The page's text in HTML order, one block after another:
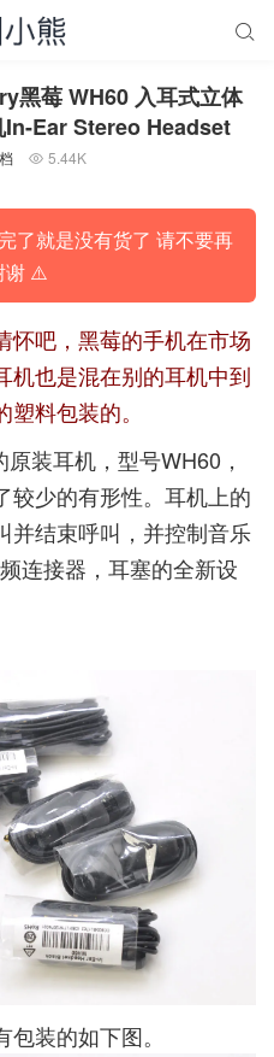

黑莓 WH60 入耳式立体
In-Ear Stereo Headset
 5.44K
了就是没有货了 请不要再
谢 ⚠️
怀吧，黑莓的手机在市场
机也是混在别的耳机中到
料包装的。
装耳机，型号WH60，
较少的有形性。耳机上的
并结束呼叫，并控制音乐
连接器，耳塞的全新设
装的如下图。